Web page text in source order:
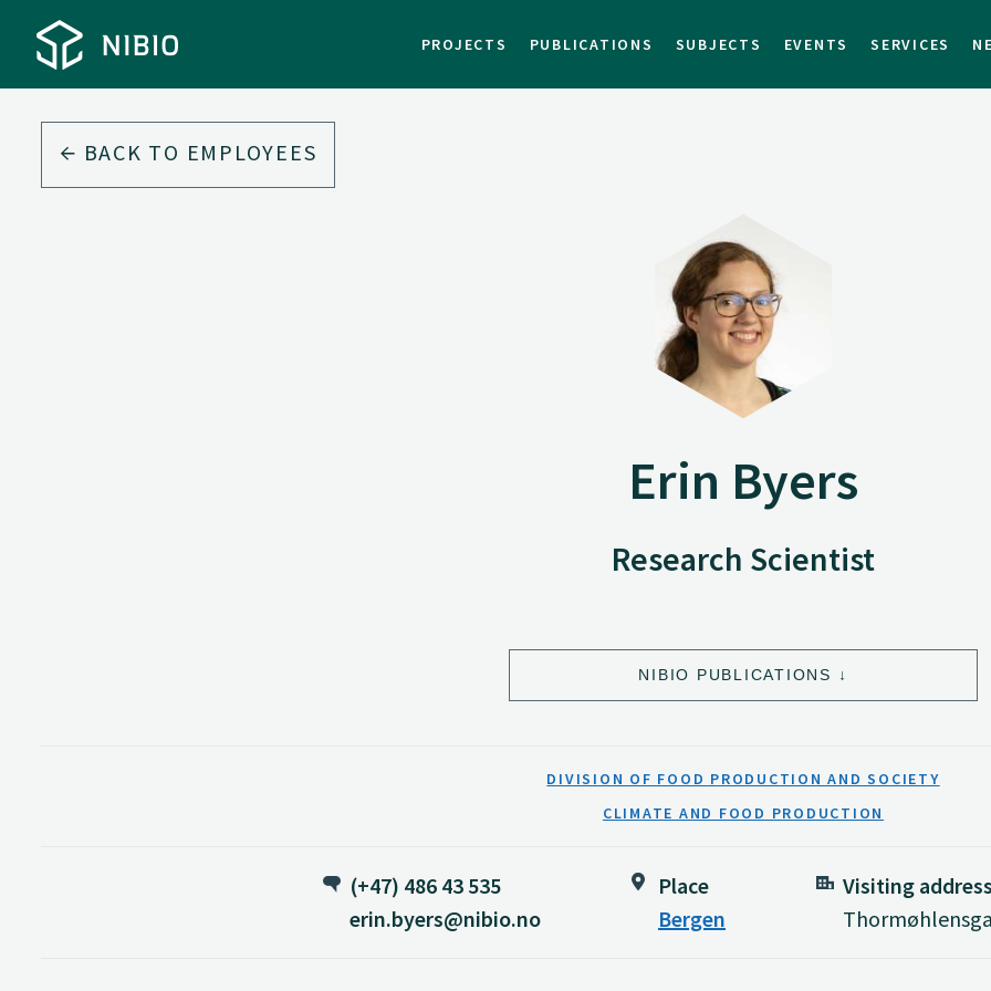
PROJECTS PUBLICATIONS SUBJECTS EVENTS SERVICES
BACK TO EMPLOYEES
Erin Byers
Research Scientist
NIBIO PUBLICATIONS
DIVISION OF FOOD PRODUCTION AND SOCIETY
CLIMATE AND FOOD PRODUCTION
(+47) 486 43 535
erin.byers@nibio.no
Place
Bergen
Visiting